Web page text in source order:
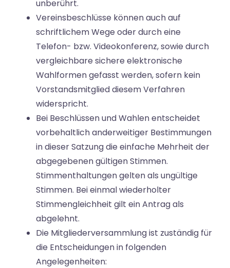
unberührt.
Vereinsbeschlüsse können auch auf
schriftlichem Wege oder durch eine
Telefon- bzw. Videokonferenz, sowie durch
vergleichbare sichere elektronische
Wahlformen gefasst werden, sofern kein
Vorstandsmitglied diesem Verfahren
widerspricht.
Bei Beschlüssen und Wahlen entscheidet
vorbehaltlich anderweitiger Bestimmungen
in dieser Satzung die einfache Mehrheit der
abgegebenen gültigen Stimmen.
Stimmenthaltungen gelten als ungültige
Stimmen. Bei einmal wiederholter
Stimmengleichheit gilt ein Antrag als
abgelehnt.
Die Mitgliederversammlung ist zuständig für
die Entscheidungen in folgenden
Angelegenheiten: